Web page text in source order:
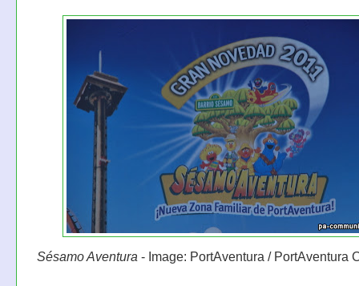
Sésamo Aventura - Image: PortAventura / PortAventura